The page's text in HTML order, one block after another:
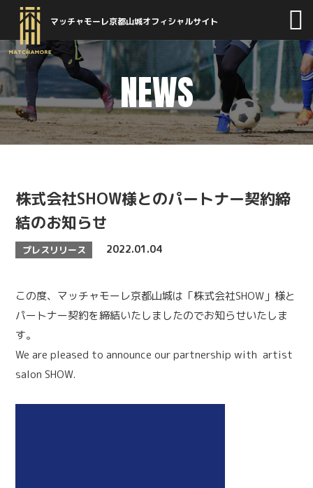
マッチャモーレ京都山城オフィシャルサイト
NEWS
株式会社SHOW様とのパートナー契約締
結のお知らせ
プレスリリース 2022.01.04
この度、マッチャモーレ京都山城は「株式会社SHOW 」様と
パートナー契約を締結いたしましたのでお知らせいたしま
す。
We are pleased to announce our partnership with artist
salon SHOW.